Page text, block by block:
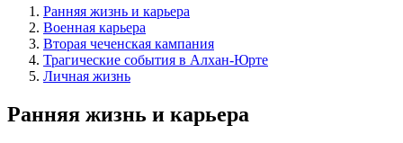
Ранняя жизнь и карьера
Военная карьера
Вторая чеченская кампания
Трагические события в Алхан-Юрте
Личная жизнь
Ранняя жизнь и карьера